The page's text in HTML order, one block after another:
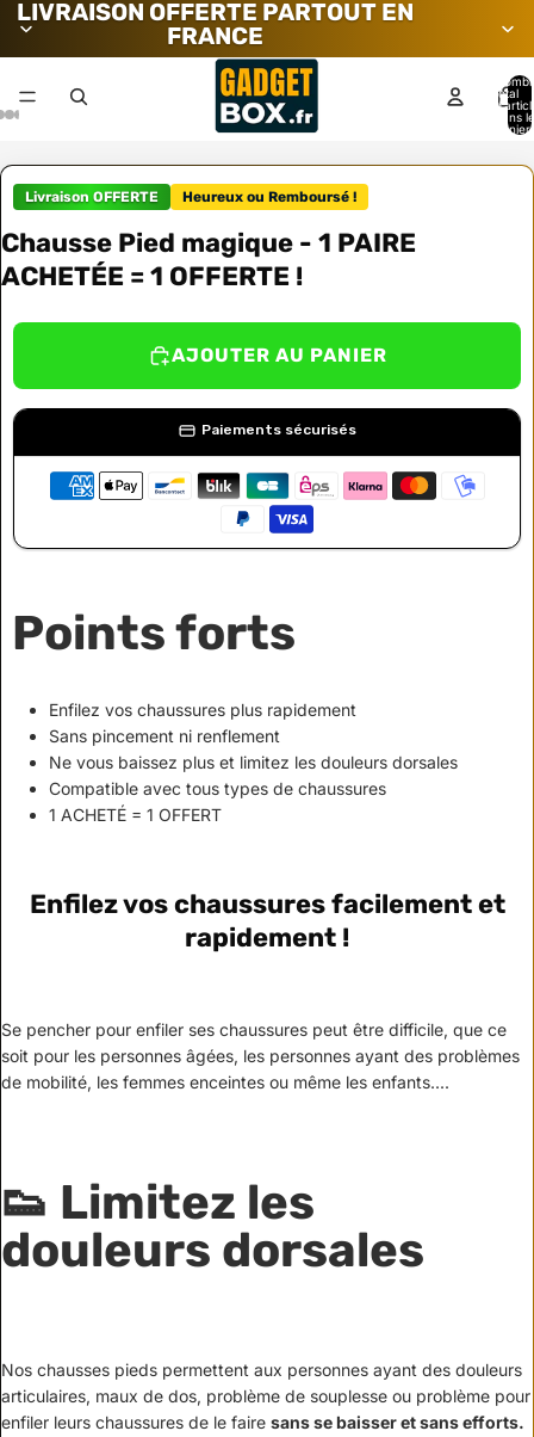
LIVRAISON OFFERTE PARTOUT EN
FRANCE
total
dans le
Livraison OFFERTE Heureux ou Remboursé !
Chausse Pied magique - 1 PAIRE
ACHETÉE = 1 OFFERTE !
AJOUTER AU PANIER
Paiements sécurisés
Points forts
Enfilez vos chaussures plus rapidement
Sans pincement ni renflement
Ne vous baissez plus et limitez les douleurs dorsales
Compatible avec tous types de chaussures
1 ACHETÉ = 1 OFFERT
Enfilez vos chaussures facilement et
rapidement !
Se pencher pour enfiler ses chaussures peut être difficile, que ce
soit pour les personnes âgées, les personnes ayant des problèmes
de mobilité, les femmes enceintes ou même les enfants....
👟 Limitez les
douleurs dorsales
Nos chausses pieds permettent aux personnes ayant des douleurs
articulaires, maux de dos, problème de souplesse ou problème pour
enfiler leurs chaussures de le faire sans se baisser et sans efforts.